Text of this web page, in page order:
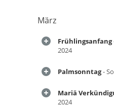
März
Frühlingsanfang
2024
Palmsonntag-
Mariä
2024